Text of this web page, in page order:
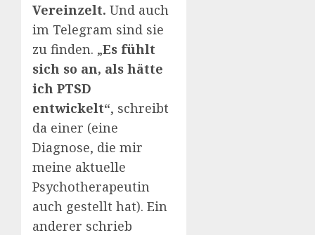
Vereinzelt. Und auch
im Telegram sind sie
zu finden. „Es fühlt
sich so an, als hätte
ich PTSD
entwickelt“, schreibt
da einer (eine
Diagnose, die mir
meine aktuelle
Psychotherapeutin
auch gestellt hat). Ein
anderer schrieb